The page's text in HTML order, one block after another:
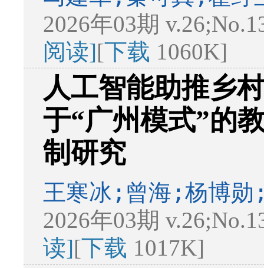
2026年03期
阅读][下载 1060K]
人工智能助推乡
于“广州模式”的
制研究
王寒冰;曾海;杨博
2026年03期
读][下载 1017K]